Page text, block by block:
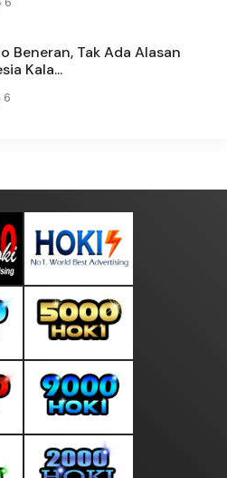
Beneran, Tak Ada Alasan
Kala...
6